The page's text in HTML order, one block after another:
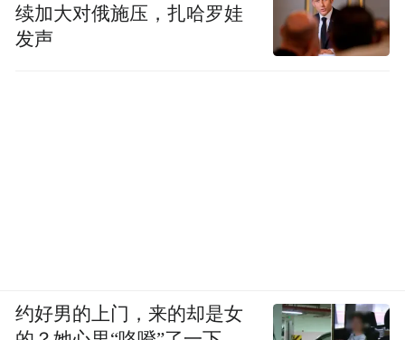
续加大对俄施压，扎哈罗娃
发声
约好男的上门，来的却是女